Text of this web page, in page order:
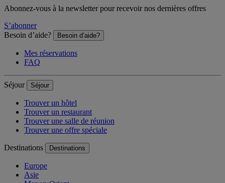
Abonnez-vous à la newsletter pour recevoir nos dernières offres
S’abonner
Besoin d’aide?
Besoin d’aide?
Mes réservations
FAQ
Séjour Séjour
Trouver un hôtel
Trouver un restaurant
Trouver une salle de réunion
Trouver une offre spéciale
Destinations Destinations
Europe
Asie